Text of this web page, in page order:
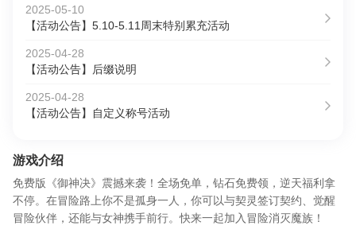
2025-05-10
【活动公告】5.10-5.11周末特别累充活动
2025-04-28
【活动公告】后缀说明
2025-04-28
【活动公告】自定义称号活动
游戏介绍
免费版《御神决》震撼来袭！全场免单，钻石免费领，逆天福利拿
不停。在冒险路上你不是孤身一人，你可以与契灵签订契约、觉醒
冒险伙伴，还能与女神携手前行。快来一起加入冒险消灭魔族！